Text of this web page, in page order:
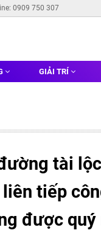
0909 750 307
GIẢI TRÍ
tài lộc
liên tiếp
được quý